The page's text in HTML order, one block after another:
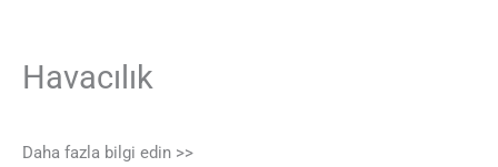
Havacılık
Daha fazla bilgi edin >>